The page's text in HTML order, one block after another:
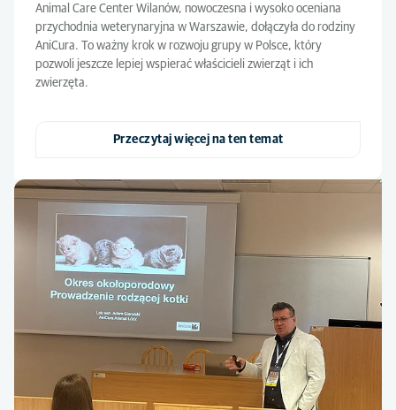
Animal Care Center Wilanów, nowoczesna i wysoko oceniana
przychodnia weterynaryjna w Warszawie, dołączyła do rodziny
AniCura. To ważny krok w rozwoju grupy w Polsce, który
pozwoli jeszcze lepiej wspierać właścicieli zwierząt i ich
zwierzęta.
Przeczytaj więcej na ten temat